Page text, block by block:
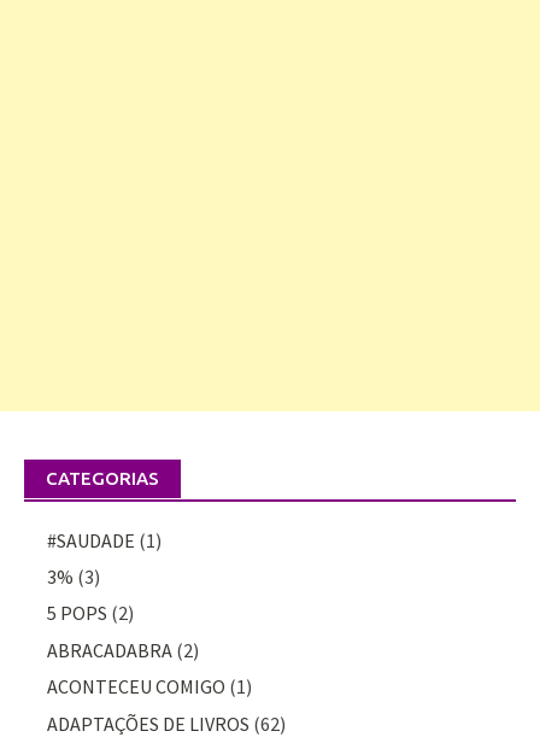
CATEGORIAS
#SAUDADE (1)
3% (3)
5 POPS (2)
ABRACADABRA (2)
ACONTECEU COMIGO (1)
ADAPTAÇÕES DE LIVROS (62)